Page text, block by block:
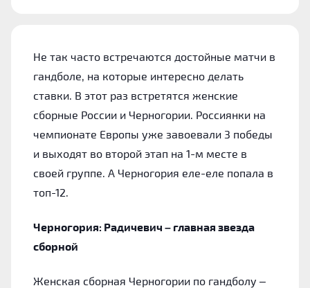
Не так часто встречаются достойные матчи в
гандболе, на которые интересно делать
ставки. В этот раз встретятся женские
сборные России и Черногории. Россиянки на
чемпионате Европы уже завоевали 3 победы
и выходят во второй этап на 1-м месте в
своей группе. А Черногория еле-еле попала в
топ-12.
Черногория: Радичевич – главная звезда
сборной
Женская сборная Черногории по гандболу –